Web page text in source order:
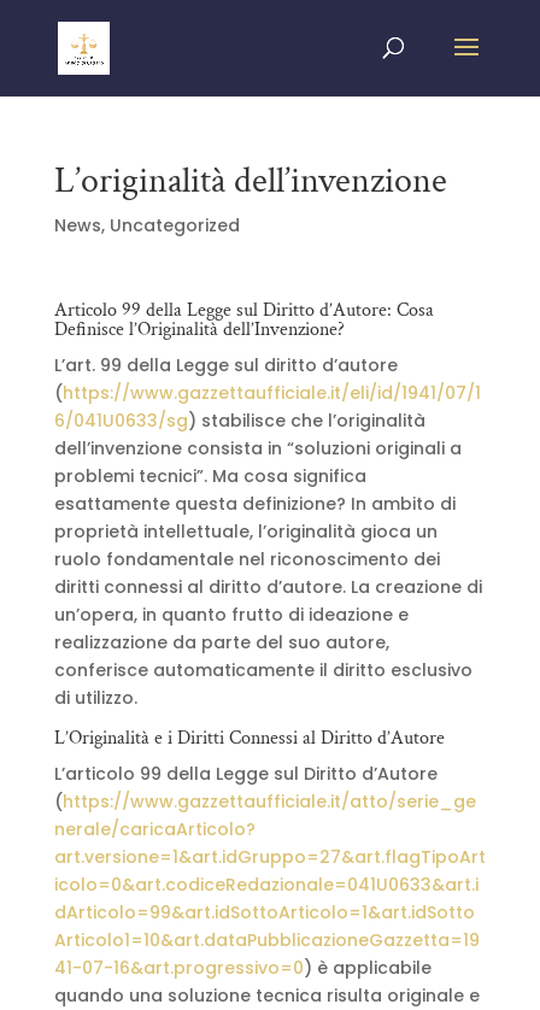
L’originalità dell’invenzione
News, Uncategorized
Articolo 99 della Legge sul Diritto d’Autore: Cosa
Definisce l’Originalità dell’Invenzione?
L’art. 99 della Legge sul diritto d’autore
(https://www.gazzettaufficiale.it/eli/id/1941/07/1
6/041U0633/sg) stabilisce che l’originalità
dell’invenzione consista in “soluzioni originali a
problemi tecnici”. Ma cosa significa
esattamente questa definizione? In ambito di
proprietà intellettuale, l’originalità gioca un
ruolo fondamentale nel riconoscimento dei
diritti connessi al diritto d’autore. La creazione di
un’opera, in quanto frutto di ideazione e
realizzazione da parte del suo autore,
conferisce automaticamente il diritto esclusivo
di utilizzo.
L’Originalità e i Diritti Connessi al Diritto d’Autore
L’articolo 99 della Legge sul Diritto d’Autore
(https://www.gazzettaufficiale.it/atto/serie_ge
nerale/caricaArticolo?
art.versione=1&art.idGruppo=27&art.flagTipoArt
icolo=0&art.codiceRedazionale=041U0633&art.i
dArticolo=99&art.idSottoArticolo=1&art.idSotto
Articolo1=10&art.dataPubblicazioneGazzetta=19
41-07-16&art.progressivo=0) è applicabile
quando una soluzione tecnica risulta originale e